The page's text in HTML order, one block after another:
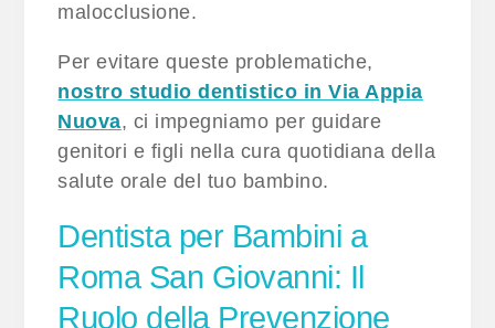
malocclusione.
Per evitare queste problematiche,
nostro studio dentistico in Via Appia
Nuova, ci impegniamo per guidare
genitori e figli nella cura quotidiana della
salute orale del tuo bambino.
Dentista per Bambini a
Roma San Giovanni: Il
Ruolo della Prevenzione